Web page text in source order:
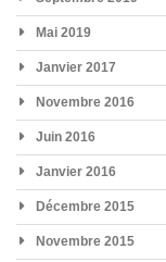
Mai 2019
Janvier 2017
Novembre 2016
Juin 2016
Janvier 2016
Décembre 2015
Novembre 2015